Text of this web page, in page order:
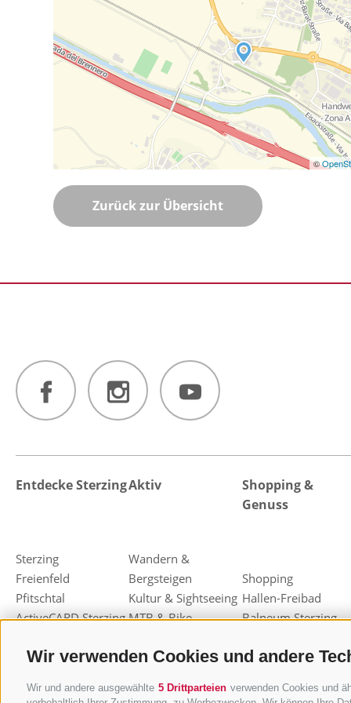
Wir verwenden Cookies und andere
Wir und andere ausgewählte 5 Drittparteien verwenden Cookies und
©
Zurück zur Übersicht
Entdecke Sterzing
Sterzing
Freienfeld
Pfitschtal
ActiveCARD Sterzing
Weihnachtsmarkt
Knödelfest Sterzing
Aktiv
Wandern &
Bergsteigen
Kultur & Sightseeing
MTB & Bike
Freizeit & Sport
Rodeln
Shopping &
Genuss
Shopping
Hallen-Freibad
Balneum Sterzing
Almen & Hütten
Sterzinger Joghurt